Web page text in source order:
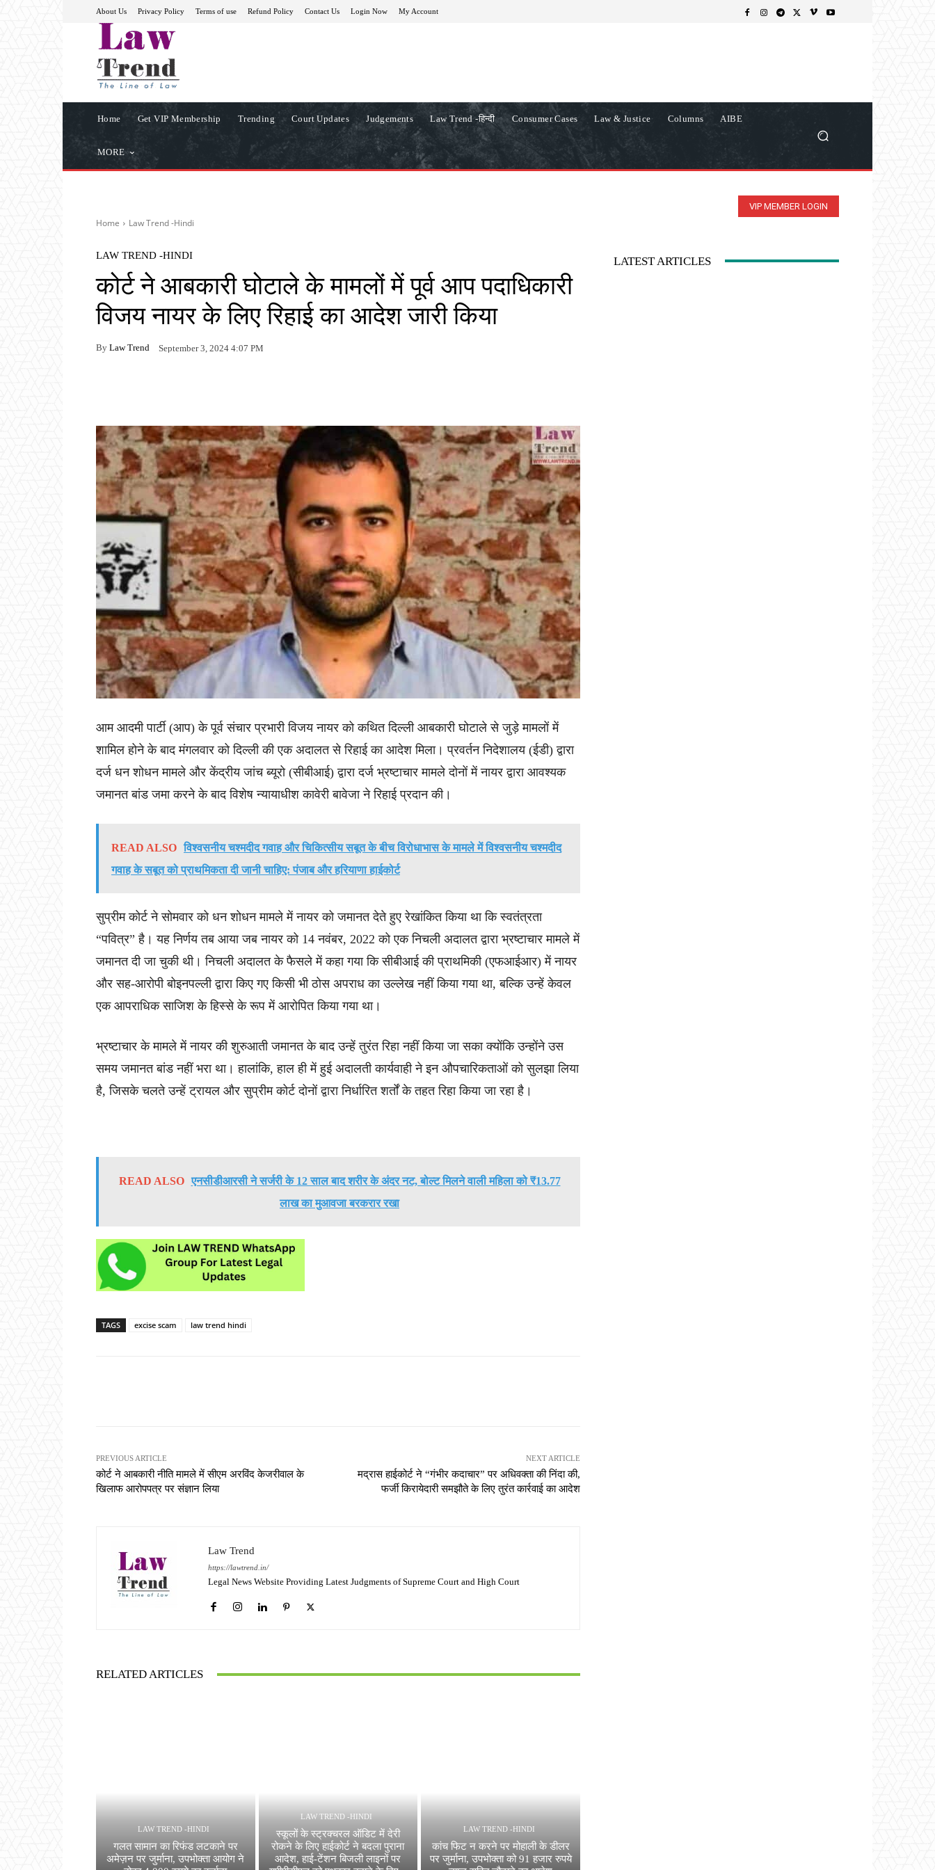
About Us Privacy Policy Terms of use Refund Policy Contact Us Login Now My Account
Home Get VIP Membership Trending Court Updates Judgements Law Trend -हिन्दी Consumer Cases Law & Justice Columns AIBE
MORE
VIP MEMBER LOGIN
Home Law Trend -Hindi
LAW TREND -HINDI
कोर्ट ने आबकारी घोटाले के मामलों में पूर्व आप पदाधिकारी
विजय नायर के लिए रिहाई का आदेश जारी किया
By Law Trend September 3, 2024 4:07 PM
आम आदमी पार्टी (आप) के पूर्व संचार प्रभारी विजय नायर को कथित दिल्ली आबकारी घोटाले से जुड़े मामलों में
शामिल होने के बाद मंगलवार को दिल्ली की एक अदालत से रिहाई का आदेश मिला। प्रवर्तन निदेशालय (ईडी) द्वारा
दर्ज धन शोधन मामले और केंद्रीय जांच ब्यूरो (सीबीआई) द्वारा दर्ज भ्रष्टाचार मामले दोनों में नायर द्वारा आवश्यक
जमानत बांड जमा करने के बाद विशेष न्यायाधीश कावेरी बावेजा ने रिहाई प्रदान की।
READ ALSO विश्वसनीय चश्मदीद गवाह और चिकित्सीय सबूत के बीच विरोधाभास के मामले में विश्वसनीय चश्मदीद
गवाह के सबूत को प्राथमिकता दी जानी चाहिए: पंजाब और हरियाणा हाईकोर्ट
सुप्रीम कोर्ट ने सोमवार को धन शोधन मामले में नायर को जमानत देते हुए रेखांकित किया था कि स्वतंत्रता
“पवित्र” है। यह निर्णय तब आया जब नायर को 14 नवंबर, 2022 को एक निचली अदालत द्वारा भ्रष्टाचार मामले में
जमानत दी जा चुकी थी। निचली अदालत के फैसले में कहा गया कि सीबीआई की प्राथमिकी (एफआईआर) में नायर
और सह-आरोपी बोइनपल्ली द्वारा किए गए किसी भी ठोस अपराध का उल्लेख नहीं किया गया था, बल्कि उन्हें केवल
एक आपराधिक साजिश के हिस्से के रूप में आरोपित किया गया था।
भ्रष्टाचार के मामले में नायर की शुरुआती जमानत के बाद उन्हें तुरंत रिहा नहीं किया जा सका क्योंकि उन्होंने उस
समय जमानत बांड नहीं भरा था। हालांकि, हाल ही में हुई अदालती कार्यवाही ने इन औपचारिकताओं को सुलझा लिया
है, जिसके चलते उन्हें ट्रायल और सुप्रीम कोर्ट दोनों द्वारा निर्धारित शर्तों के तहत रिहा किया जा रहा है।
READ ALSO एनसीडीआरसी ने सर्जरी के 12 साल बाद शरीर के अंदर नट, बोल्ट मिलने वाली महिला को ₹13.77
लाख का मुआवजा बरकरार रखा
TAGS excise scam law trend hindi
PREVIOUS ARTICLE
कोर्ट ने आबकारी नीति मामले में सीएम अरविंद केजरीवाल के
खिलाफ आरोपपत्र पर संज्ञान लिया
NEXT ARTICLE
मद्रास हाईकोर्ट ने “गंभीर कदाचार” पर अधिवक्ता की निंदा की,
फर्जी किरायेदारी समझौते के लिए तुरंत कार्रवाई का आदेश
Law Trend
https://lawtrend.in/
Legal News Website Providing Latest Judgments of Supreme Court and High Court
RELATED ARTICLES
LAW TREND -HINDI
गलत सामान का रिफंड लटकाने पर
अमेज़न पर जुर्माना, उपभोक्ता आयोग ने
LAW TREND -HINDI
स्कूलों के स्ट्रक्चरल ऑडिट में देरी
रोकने के लिए हाईकोर्ट ने बदला पुराना
आदेश, हाई-टेंशन बिजली लाइनों पर
LAW TREND -HINDI
कांच फिट न करने पर मोहाली के डीलर
पर जुर्माना, उपभोक्ता को 91 हजार रुपये
LATEST ARTICLES